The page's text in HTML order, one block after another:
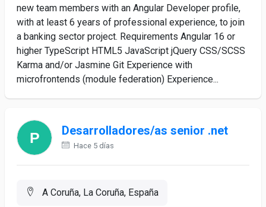
new team members with an Angular Developer profile,
with at least 6 years of professional experience, to join
a banking sector project. Requirements Angular 16 or
higher TypeScript HTML5 JavaScript jQuery CSS/SCSS
Karma and/or Jasmine Git Experience with
microfrontends (module federation) Experience...
Desarrolladores/as senior .net
Hace 5 días
A Coruña, La Coruña, España